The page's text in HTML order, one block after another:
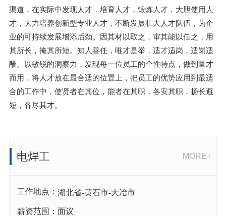
产
品
示
新
闻
销
络
渠道，在实际中发现人才，培育人才，锻炼人才，大胆使用人
才，大力培养创新型专业人才，不断发展壮大人才队伍，为企
业的可持续发展增添后劲。因其材以取之，审其能以任之，用
其所长，掩其所短。知人善任，唯才是举，适才适岗，适岗适
酬。以敏锐的洞察力，发现每一位员工的个性特点，做到量才
而用，将人才放在最合适的位置上，把员工的优势应用到最适
合的工作中，使贤者在其位，能者在其职，各安其职，扬长避
短，各尽其才。
电焊工 MORE+
工作地点： 湖北省-黄石市-大冶市
薪资范围： 面议